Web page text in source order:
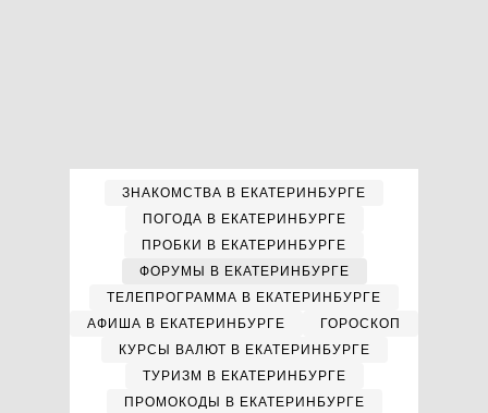
ЗНАКОМСТВА В ЕКАТЕРИНБУРГЕ
ПОГОДА В ЕКАТЕРИНБУРГЕ
ПРОБКИ В ЕКАТЕРИНБУРГЕ
ФОРУМЫ В ЕКАТЕРИНБУРГЕ
ТЕЛЕПРОГРАММА В ЕКАТЕРИНБУРГЕ
АФИША В ЕКАТЕРИНБУРГЕ
ГОРОСКОП
КУРСЫ ВАЛЮТ В ЕКАТЕРИНБУРГЕ
ТУРИЗМ В ЕКАТЕРИНБУРГЕ
ПРОМОКОДЫ В ЕКАТЕРИНБУРГЕ